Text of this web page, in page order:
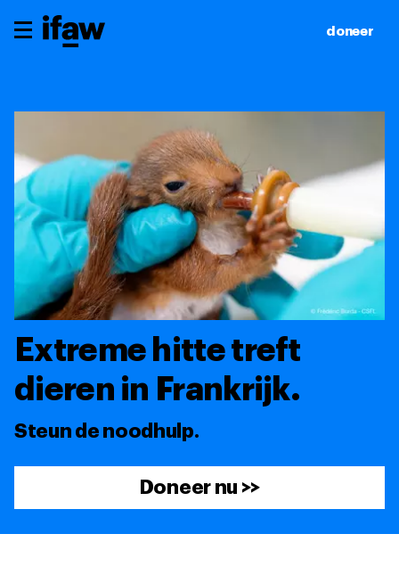
doneer
Extreme hitte treft
dieren in Frankrijk.
Steun de noodhulp.
Doneer nu >>